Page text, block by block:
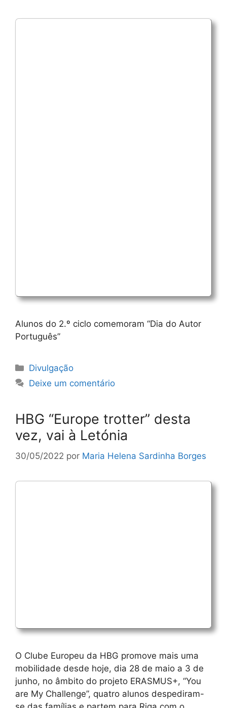
Alunos do 2.º ciclo comemoram “Dia do Autor
Português”
Categorias
Divulgação
Deixe um comentário
HBG “Europe trotter” desta
vez, vai à Letónia
30/05/2022 por Maria Helena Sardinha Borges
O Clube Europeu da HBG promove mais uma
mobilidade desde hoje, dia 28 de maio a 3 de
junho, no âmbito do projeto ERASMUS+, “You
are My Challenge”, quatro alunos despediram-